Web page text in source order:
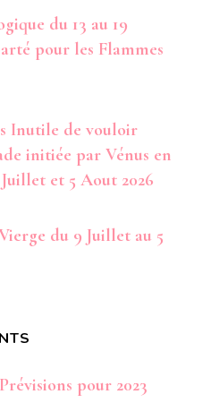
du 13 au 19
pour les Flammes
Inutile de vouloir
initiée par Vénus en
et 5 Aout 2026
du 9 Juillet au 5
Prévisions pour 2023